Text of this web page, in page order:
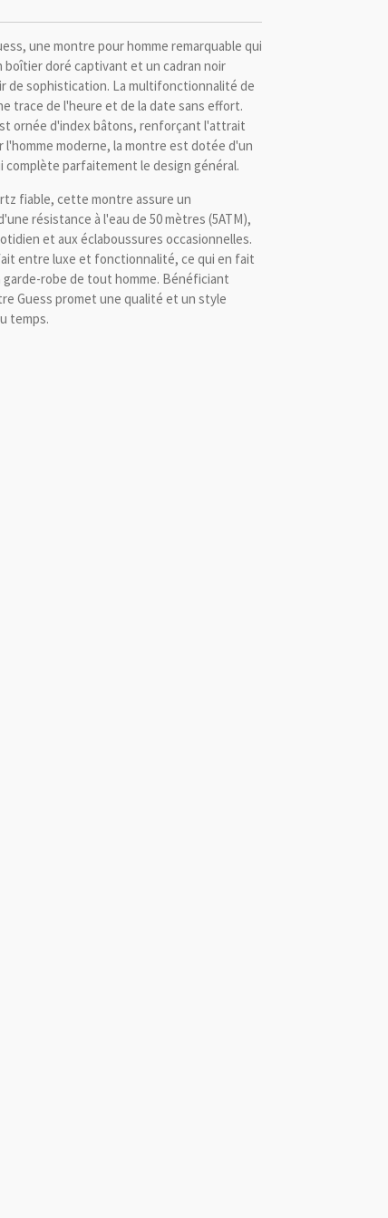
une montre pour homme remarquable qui
doré captivant et un cadran noir
de sophistication. La multifonctionnalité de
trace de l'heure et de la date sans effort.
ornée d'index bâtons, renforçant l'attrait
l'homme moderne, la montre est dotée d'un
parfaitement le design général.
fiable, cette montre assure un
résistance à l'eau de 50 mètres (5ATM),
et aux éclaboussures occasionnelles.
entre luxe et fonctionnalité, ce qui en fait
robe de tout homme. Bénéficiant
Guess promet une qualité et un style
temps.